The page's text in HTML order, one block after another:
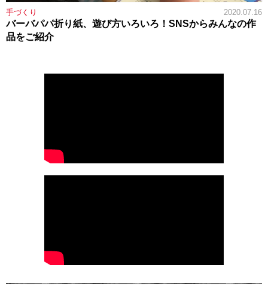
手づくり 2020.07.16
バーバパパ折り紙、遊び方いろいろ！SNSからみんなの作
品をご紹介